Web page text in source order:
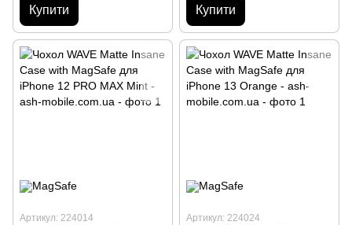
Купити Купити
Артикул: 224014 Артикул: 224024